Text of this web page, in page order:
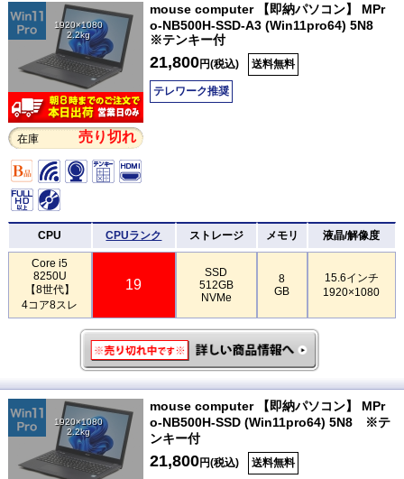
1920×1080
2.2kg
在庫 売り切れ
mouse computer 【即納パソコン】 MPr
o-NB500H-SSD-A3 (Win11pro64) 5N8
※テンキー付
21,800円(税込) 送料無料
テレワーク推奨
CPU CPUランク ストレージ メモリ 液晶/解像度
Core i5
8250U
【8世代】
4コア8スレ
19
SSD
512GB
NVMe
8
GB
15.6インチ
1920×1080
1920×1080
2.2kg
mouse computer 【即納パソコン】 MPr
o-NB500H-SSD (Win11pro64) 5N8 ※テ
ンキー付
21,800円(税込) 送料無料